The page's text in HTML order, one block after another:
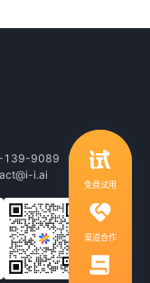
139-9089
i.ai
免费试用
渠道合作